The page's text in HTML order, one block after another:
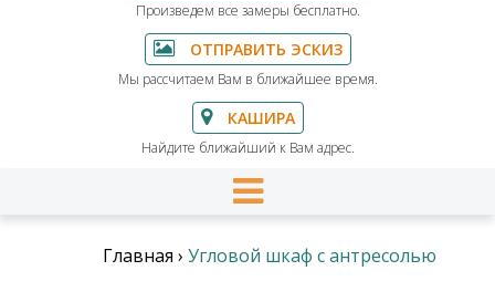
Произведем все замеры бесплатно.
ОТПРАВИТЬ ЭСКИЗ
Мы рассчитаем Вам в ближайшее время.
КАШИРА
Найдите ближайший к Вам адрес.
Главная › Угловой шкаф с антресолью